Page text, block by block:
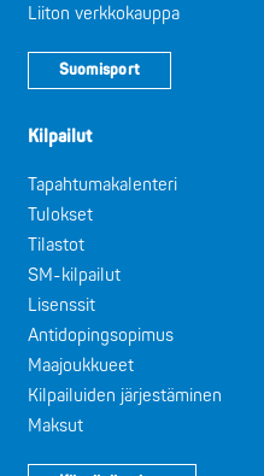
Liiton verkkokauppa
Suomisport
Kilpailut
Tapahtumakalenteri
Tulokset
Tilastot
SM-kilpailut
Lisenssit
Antidopingsopimus
Maajoukkueet
Kilpailuiden järjestäminen
Maksut